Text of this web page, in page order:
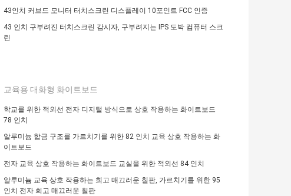
43인치 커브드 모니터 터치스크린 디스플레이 10포인트 FCC 인증
43 인치 구부려진 터치스크린 감시자, 구부려지는 IPS 도박 컴퓨터 스크
린
교육용 대화형 화이트보드
학교를 위한 적외선 전자 디지털 방식으로 상호 작용하는 화이트보드
78 인치
알루미늄 합금 구조를 가르치기를 위한 82 인치 교육 상호 작용하는 화
이트보드
전자 교육 상호 작용하는 화이트보드 교실을 위한 적외선 84 인치
알루미늄 교육 상호 작용하는 희고 매끄러운 칠판, 가르치기를 위한 95
인치 전자 희고 매끄러운 칠판